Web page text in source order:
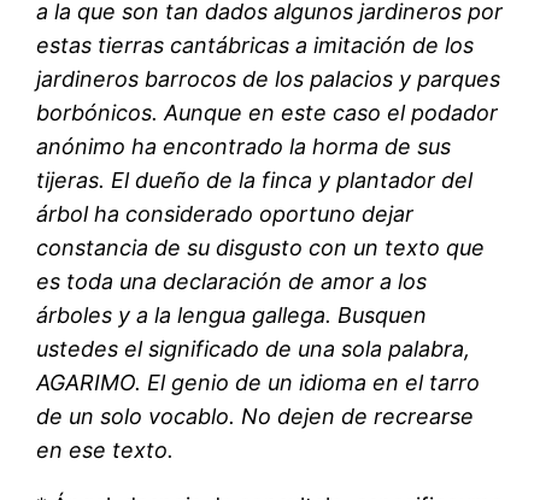
a la que son tan dados algunos jardineros por
estas tierras cantábricas a imitación de los
jardineros barrocos de los palacios y parques
borbónicos. Aunque en este caso el podador
anónimo ha encontrado la horma de sus
tijeras. El dueño de la finca y plantador del
árbol ha considerado oportuno dejar
constancia de su disgusto con un texto que
es toda una declaración de amor a los
árboles y a la lengua gallega. Busquen
ustedes el significado de una sola palabra,
AGARIMO. El genio de un idioma en el tarro
de un solo vocablo. No dejen de recrearse
en ese texto.